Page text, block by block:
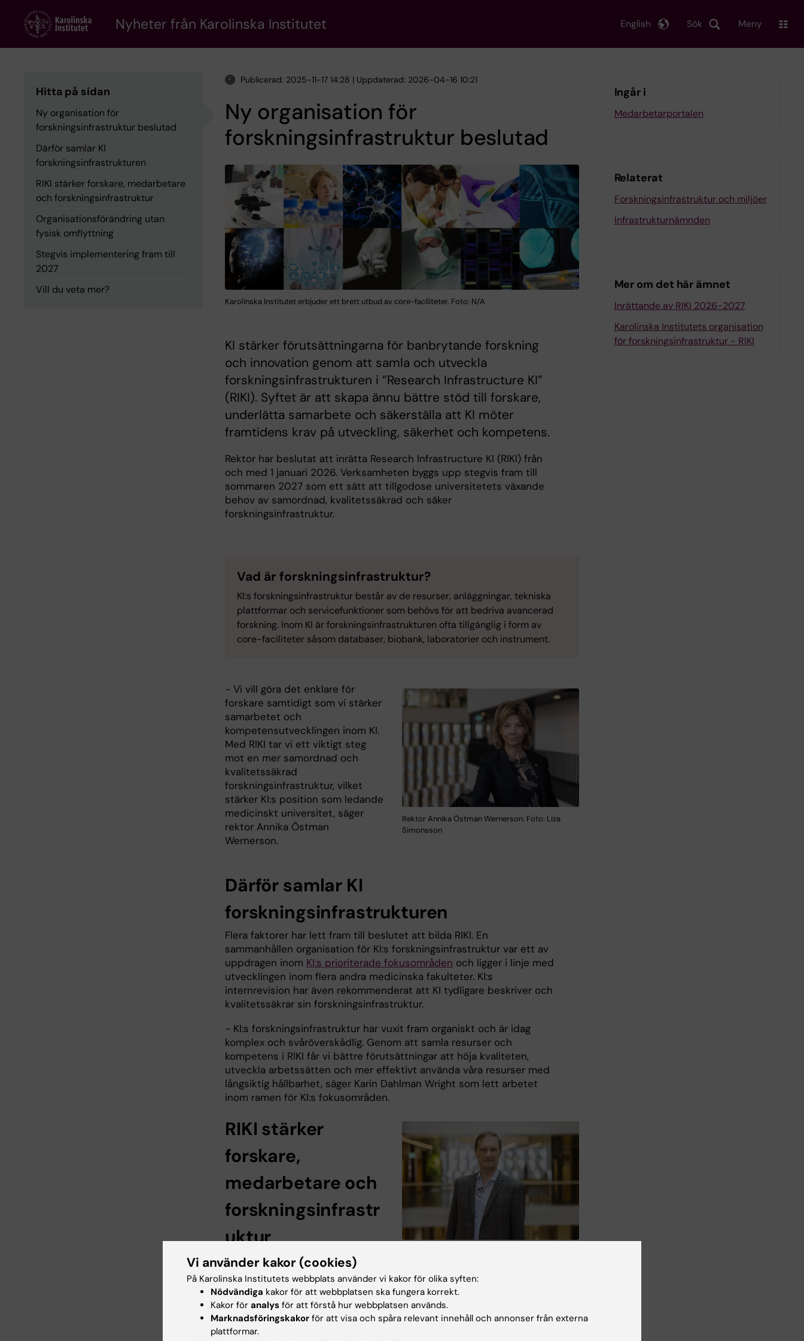
content
Nyheter från Karolinska Institutet Sök
English Meny
Hitta på sidan
Ny organisation för
forskningsinfrastruktur beslutad
Därför samlar KI
forskningsinfrastrukturen
RIKI stärker forskare, medarbetare
och forskningsinfrastruktur
Organisationsförändring utan
fysisk omflyttning
Stegvis implementering fram till
2027
Vill du veta mer?
Publicerad: 2025-11-17 14:28 | Uppdaterad: 2026-04-16 10:21
Ny organisation för
forskningsinfrastruktur beslutad
Karolinska Institutet erbjuder ett brett utbud av core-faciliteter. Foto: N/A
KI stärker förutsättningarna för banbrytande forskning
och innovation genom att samla och utveckla
forskningsinfrastrukturen i ”Research Infrastructure KI”
(RIKI). Syftet är att skapa ännu bättre stöd till forskare,
underlätta samarbete och säkerställa att KI möter
framtidens krav på utveckling, säkerhet och kompetens.
Rektor har beslutat att inrätta Research Infrastructure KI (RIKI) från
och med 1 januari 2026. Verksamheten byggs upp stegvis fram till
sommaren 2027 som ett sätt att tillgodose universitetets växande
behov av samordnad, kvalitetssäkrad och säker
forskningsinfrastruktur.
Vad är forskningsinfrastruktur?
KI:s forskningsinfrastruktur består av de resurser, anläggningar, tekniska
plattformar och servicefunktioner som behövs för att bedriva avancerad
forskning. Inom KI är forskningsinfrastrukturen ofta tillgänglig i form av
core-faciliteter såsom databaser, biobank, laboratorier och instrument.
Rektor Annika Östman Wernerson. Foto: Liza
Simonsson
- Vi vill göra det enklare för
forskare samtidigt som vi stärker
samarbetet och
kompetensutvecklingen inom KI.
Med RIKI tar vi ett viktigt steg
mot en mer samordnad och
kvalitetssäkrad
forskningsinfrastruktur, vilket
stärker KI:s position som ledande
medicinskt universitet, säger
rektor Annika Östman
Wernerson.
Därför samlar KI
forskningsinfrastrukturen
Flera faktorer har lett fram till beslutet att bilda RIKI. En
sammanhållen organisation för KI:s forskningsinfrastruktur var ett av
uppdragen inom KI:s prioriterade fokusområden och ligger i linje med
utvecklingen inom flera andra medicinska fakulteter. KI:s
internrevision har även rekommenderat att KI tydligare beskriver och
kvalitetssäkrar sin forskningsinfrastruktur.
- KI:s forskningsinfrastruktur har vuxit fram organiskt och är idag
komplex och svåröverskådlig. Genom att samla resurser och
kompetens i RIKI får vi bättre förutsättningar att höja kvaliteten,
utveckla arbetssätten och mer effektivt använda våra resurser med
långsiktig hållbarhet, säger Karin Dahlman Wright som lett arbetet
inom ramen för KI:s fokusområden.
RIKI stärker
forskare,
medarbetare och
forskningsinfrastr
uktur
- RIKI är tänkt att skapa nya
möjligheter för forskare vid KI
genom att underlätta tillgången till avancerade metoder och
tekniker, bland annat via funktionen Emerging Technologies
(EmTech). Dessutom har RIKI som mål att skapa tydligare karriärvägar
för medarbetare inom forskningsinfrastrukturerna och involvera dem
Ingår i
Medarbetarportalen
Relaterat
Forskningsinfrastruktur och miljöer
Infrastrukturnämnden
Mer om det här ämnet
Inrättande av RIKI 2026-2027
Karolinska Institutets organisation
för forskningsinfrastruktur - RIKI
Vi använder kakor (cookies)
På Karolinska Institutets webbplats använder vi kakor för olika syften:
Nödvändiga kakor för att webbplatsen ska fungera korrekt.
Kakor för analys för att förstå hur webbplatsen används.
Marknadsföringskakor för att visa och spåra relevant innehåll och annonser från externa
plattformar.